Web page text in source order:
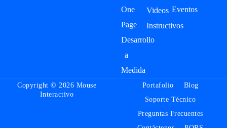
One
Page
Desarrollo
a
Medida
Videos
Instructivos
Eventos
Copyright © 2026 Mouse
Interactivo
Portafolio
Blog
Soporte Técnico
Preguntas Frecuentes